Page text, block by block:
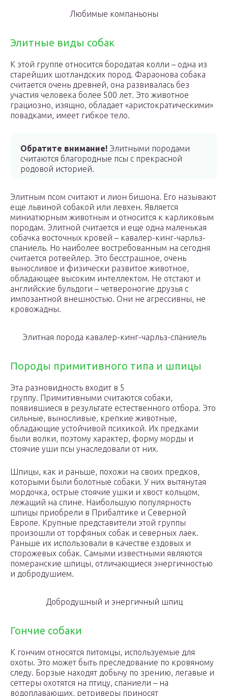
Любимые компаньоны
Элитные виды собак
К этой группе относится бородатая колли – одна из
старейших шотландских пород. Фараонова собака
считается очень древней, она развивалась без
участия человека более 500 лет. Это животное
грациозно, изящно, обладает «аристократическими»
повадками, имеет гибкое тело.
Обратите внимание! Элитными породами
считаются благородные псы с прекрасной
родовой историей.
Элитным псом считают и лион бишона. Его называют
еще львиной собакой или левхен. Является
миниатюрным животным и относится к карликовым
породам. Элитной считается и еще одна маленькая
собачка восточных кровей – кавалер-кинг-чарльз-
спаниель. Но наиболее востребованным на сегодня
считается ротвейлер. Это бесстрашное, очень
выносливое и физически развитое животное,
обладающее высоким интеллектом. Не отстают и
английские бульдоги – четвероногие друзья с
импозантной внешностью. Они не агрессивны, не
кровожадны.
Элитная порода­ кавалер-кинг-чарльз-спаниель
Породы примитивного типа и шпицы
Эта разновидность входит в 5
группу. Примитивными считаются собаки,
появившиеся в результате естественного отбора. Это
сильные, выносливые, крепкие животные,
обладающие устойчивой психикой. Их предками
были волки, поэтому характер, форму морды и
стоячие уши псы унаследовали от них.
Шпицы, как и раньше, похожи на своих предков,
которыми были болотные собаки. У них вытянутая
мордочка, острые стоячие ушки и хвост кольцом,
лежащий на спине. Наибольшую популярность
шпицы приобрели в Прибалтике и Северной
Европе. Крупные представители этой группы
произошли от торфяных собак и северных лаек.
Раньше их использовали в качестве ездовых и
сторожевых собак. Самыми известными являются
померанские шпицы, отличающиеся энергичностью
и добродушием.
Добродушный и энергичный шпиц
Гончие собаки
К гончим относятся питомцы, используемые для
охоты. Это может быть преследование по кровяному
следу. Борзые находят добычу по зрению, легавые и
сеттеры охотятся на птицу, спаниели – на
водоплавающих, ретриверы приносят